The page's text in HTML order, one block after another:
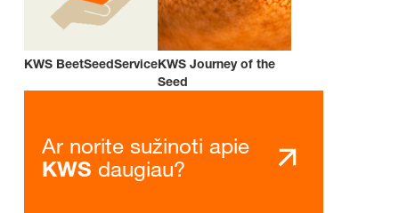
KWS BeetSeedServiceKWS Journey of the
Seed
Ar norite sužinoti apie
KWS daugiau?